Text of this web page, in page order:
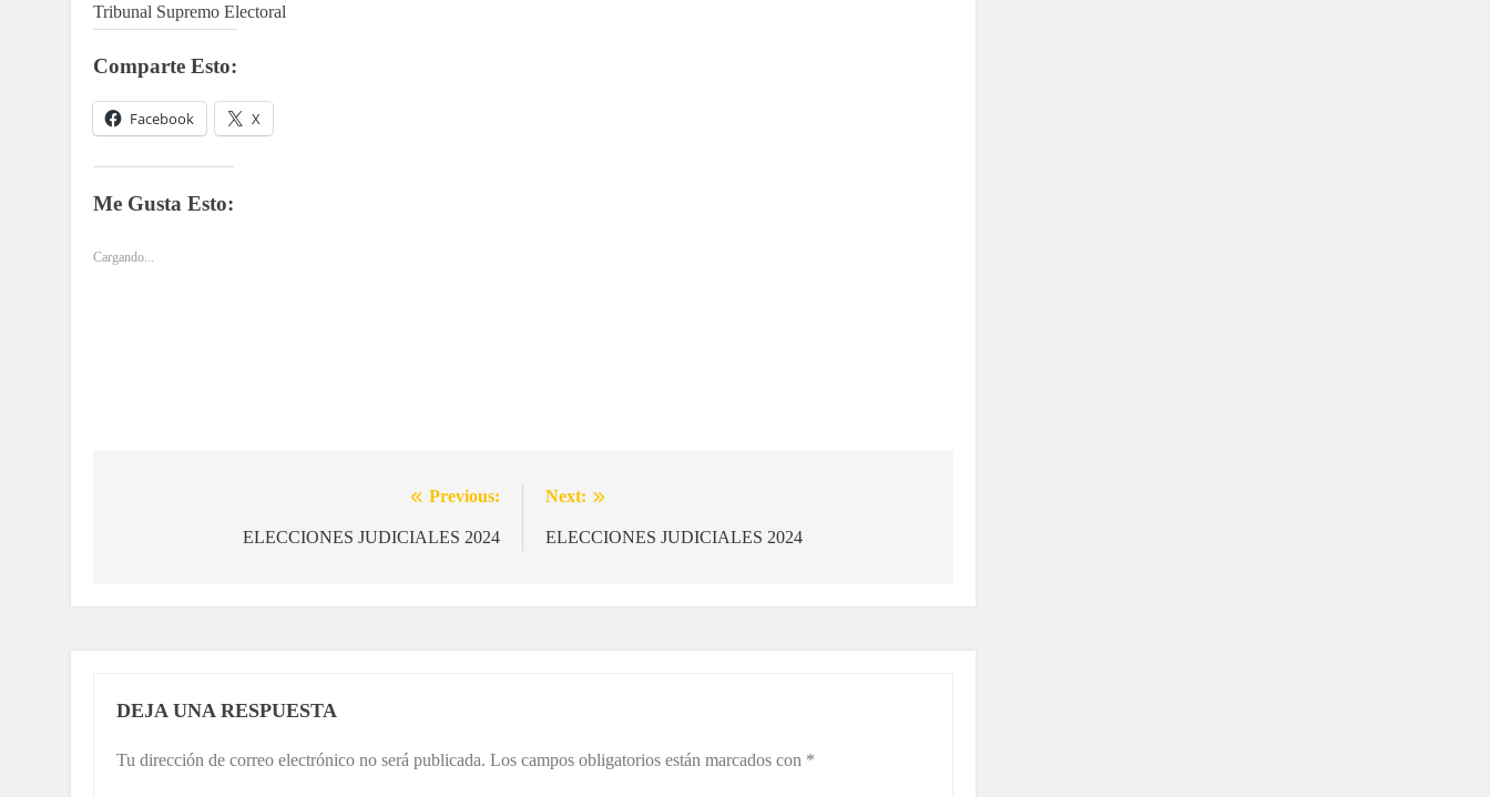
Tribunal Supremo Electoral
Comparte Esto:
Facebook X
Me Gusta Esto:
Cargando...
Previous:
ELECCIONES JUDICIALES 2024
Next:
ELECCIONES JUDICIALES 2024
DEJA UNA RESPUESTA
Tu dirección de correo electrónico no será publicada. Los campos obligatorios están marcados con *